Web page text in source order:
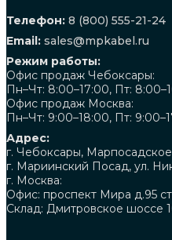
Телефон: 8 (800) 555-21-24
Email: sales@mpkabel.ru
Режим работы:
Офис продаж Чебоксары:
Пн–Чт: 8:00–17:00, Пт:
Офис продаж Москва:
Пн–Чт: 9:00–18:00, Пт:
Адрес:
г. Чебоксары,
г. Мариинский Посад, ул.
г. Москва:
Офис: проспект Мира д.95
Склад: Дмитровское шоссе